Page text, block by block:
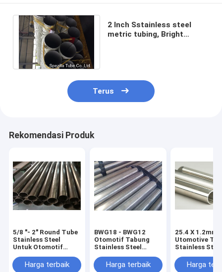
2 Inch Sstainless steel
metric tubing, Bright
Terus
Rekomendasi Produk
5/8 "- 2" Round Tube
Stainless Steel
Untuk Otomotif
TinggiHarga terbaik
BWG18 - BWG12
Otomotif Tabung
Stainless Steel
TP409L TP439
TP410
Harga terbaik
25.4 X 1.2mm
Utomotive
Stainless
S430000
Harga